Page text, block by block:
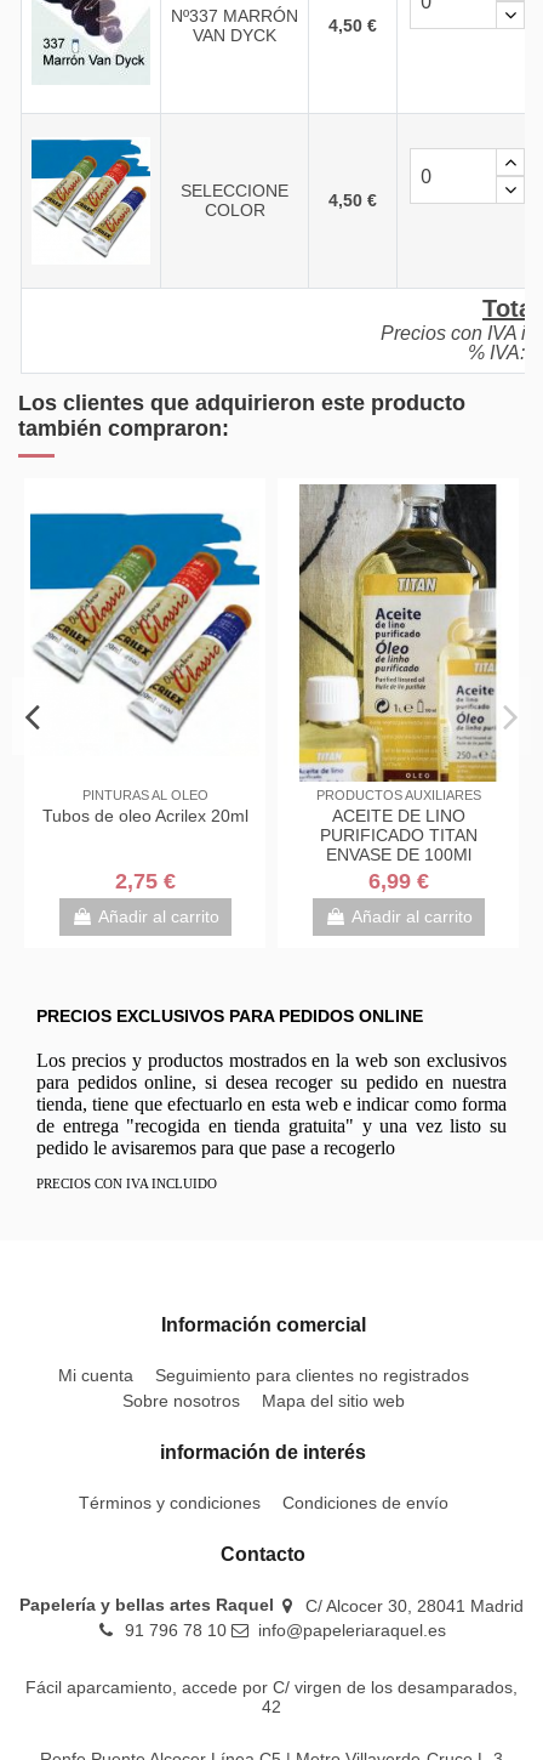
Nº337 MARRÓN
VAN DYCK
4,50 €
SELECCIONE
COLOR
4,50 €
Total
Precios con IVA
% IVA:
Los clientes que adquirieron este producto
también compraron:
MIR
PINCELES Y ESPÁTULAS
PINCEL REDONDO MIR
View
PINTURAS AL OLEO
Tubos de oleo Acrilex
Añadir al carrito
PRECIOS EXCLUSIVOS PARA PEDIDOS ONLINE
Los precios y productos mostrados en la web son exclusivos
para pedidos online, si desea recoger su pedido en nuestra
tienda, tiene que efectuarlo en esta web e indicar como forma
de entrega "recogida en tienda gratuita" y una vez listo su
pedido le avisaremos para que pase a recogerlo
PRECIOS CON IVA INCLUIDO
Información comercial
Mi cuenta
Seguimiento para clientes no registrados
Sobre nosotros
Mapa del sitio web
información de interés
Términos y condiciones Condiciones de envío
Contacto
Papelería y bellas artes Raquel
C/ Alcocer 30, 28041 Madrid
91 796 78 10
info@papeleriaraquel.es
Fácil aparcamiento, accede por C/ virgen de los desamparados,
42